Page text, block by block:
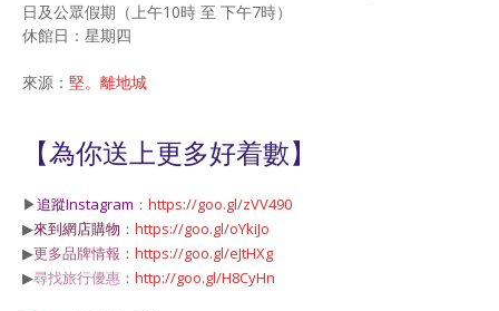
日及公眾假期（上午10時 至 下午7時）
休館日：星期四
來源： 堅。離地城
【為你送上更多好着數】
▶追蹤Instagram ： https://goo.gl/zVV490
▶來到網店購物 ： https://goo.gl/oYkiJo
▶更多品牌情報 ： https://goo.gl/eJtHXg
▶尋找旅行優惠 ： http://goo.gl/H8CyHn